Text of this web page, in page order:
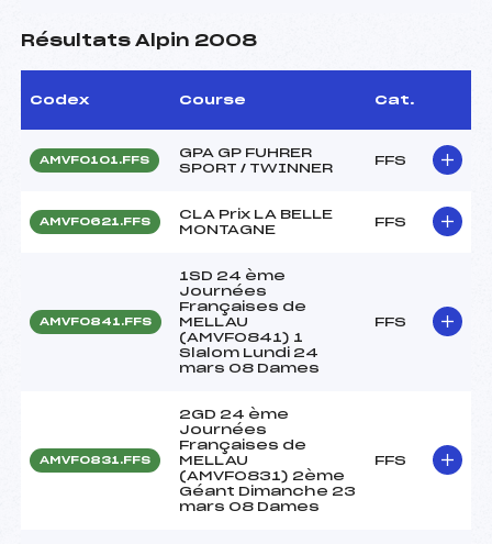
Résultats Alpin 2008
Codex Course Cat.
AMVF0101.FFS
GPA GP FUHRER
SPORT / TWINNER
FFS
AMVF0621.FFS
CLA Prix LA BELLE
MONTAGNE
FFS
AMVF0841.FFS
1SD 24 ème
Journées
Françaises de
MELLAU
(AMVF0841) 1
Slalom Lundi 24
mars 08 Dames
FFS
AMVF0831.FFS
2GD 24 ème
Journées
Françaises de
MELLAU
(AMVF0831) 2ème
Géant Dimanche 23
mars 08 Dames
FFS